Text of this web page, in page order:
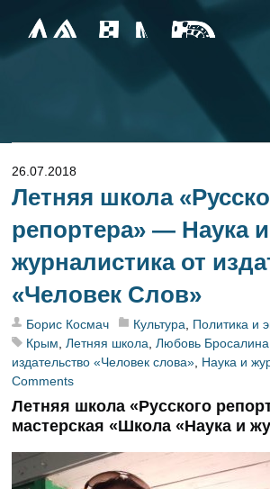
26.07.2018
Летняя школа
репортера» — Наука и
журналистика от
«Человек Слов»
Борис Космач Культура, Политика и
Крым,Летняя школа,Любовь Бросалина
издательство «Человек слова», Наука и
Comments
Летняя школа «Русского
мастерская «Школа «Наука и